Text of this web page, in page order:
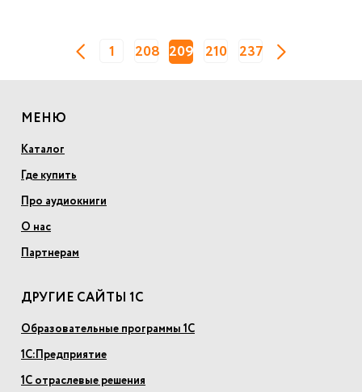
1 208 209 210 237
МЕНЮ
Каталог
Где купить
Про аудиокниги
О нас
Партнерам
ДРУГИЕ САЙТЫ 1С
Образовательные программы 1С
1С:Предприятие
1С отраслевые решения